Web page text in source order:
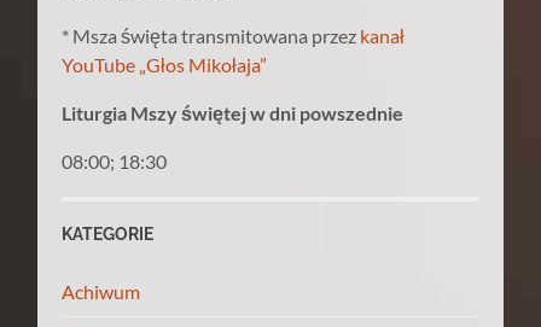
* Msza święta transmitowana przez kanał
YouTube „Głos Mikołaja”
Liturgia Mszy świętej w dni powszednie
08:00; 18:30
KATEGORIE
Achiwum